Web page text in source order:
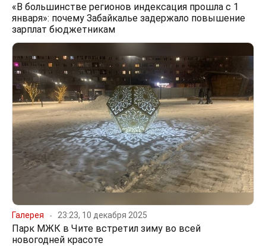
«В большинстве регионов индексация прошла с 1
января»: почему Забайкалье задержало повышение
зарплат бюджетникам
Галерея 23:23, 10 декабря 2025
Парк МЖК в Чите встретил зиму во всей
новогодней красоте